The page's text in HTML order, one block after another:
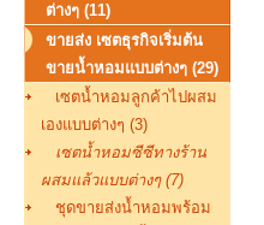
ต่างๆ (11)
ขายส่ง เซตธุรกิจเริ่มต้น
ขายน้ำหอมแบบต่างๆ (29)
เซตน้ำหอมลูกค้าไปผสม
เองแบบต่างๆ (3)
เซตน้ำหอมซีซีทางร้าน
ผสมแล้วแบบต่างๆ (7)
ชุดขายส่งน้ำหอมพร้อม